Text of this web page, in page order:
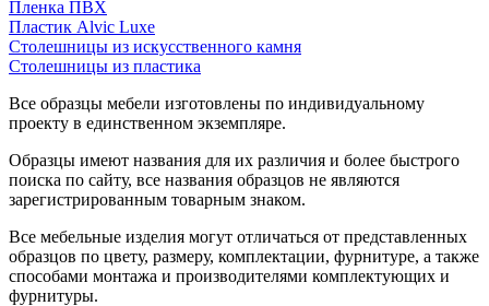
Пленка ПВХ
Пластик Alvic Luxe
Столешницы из искусственного камня
Столешницы из пластика
Все образцы мебели изготовлены по индивидуальному
проекту в единственном экземпляре.
Образцы имеют названия для их различия и более быстрого
поиска по сайту, все названия образцов не являются
зарегистрированным товарным знаком.
Все мебельные изделия могут отличаться от представленных
образцов по цвету, размеру, комплектации, фурнитуре, а также
способами монтажа и производителями комплектующих и
фурнитуры.